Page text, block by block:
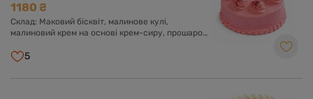
1180 ₴
Склад: Маковий бісквіт, малинове кулі,
малиновий крем на основі крем-сиру, прошарок
5